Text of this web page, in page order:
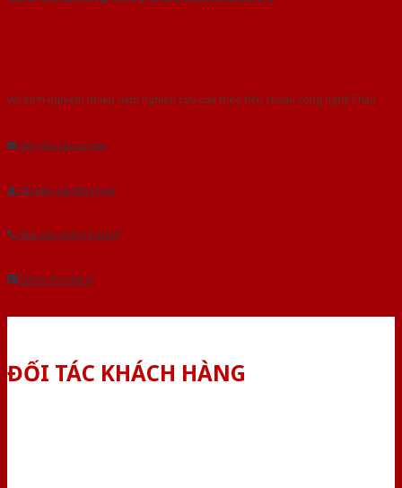
Với kinh nghiệm nhiêu năm nghiên cứu cửa theo tiêu chuẩn công nghệ Châu
Âu.Chúng tôi tự tin là nhà sản xuất & cung cấp hàng đầu tại Việt Nam!
Gửi yêu cầu tư vấn
Tải báo giá tổng hợp
Yêu cầu gọi lại (3 phút)
Dành cho đại lý
ĐỐI TÁC KHÁCH HÀNG